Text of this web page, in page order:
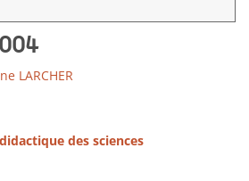
LARCHER
des sciences